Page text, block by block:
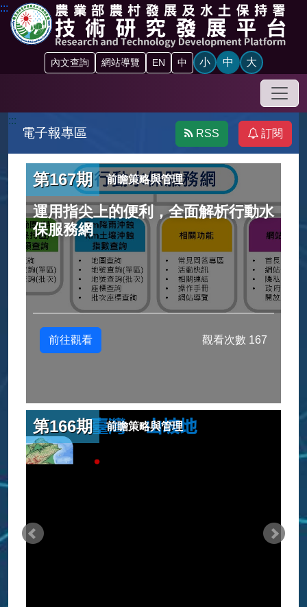
跳到主要內容區塊
內文查詢 網站導覽 EN 中 小 中 大
手機
:::
電子報專區 RSS 訂閱
:::
第167期 前瞻策略與管理
運用指尖上的便利，全面解析行動水
保服務網
前往觀看 觀看次數 167
第166期 前瞻策略與管理